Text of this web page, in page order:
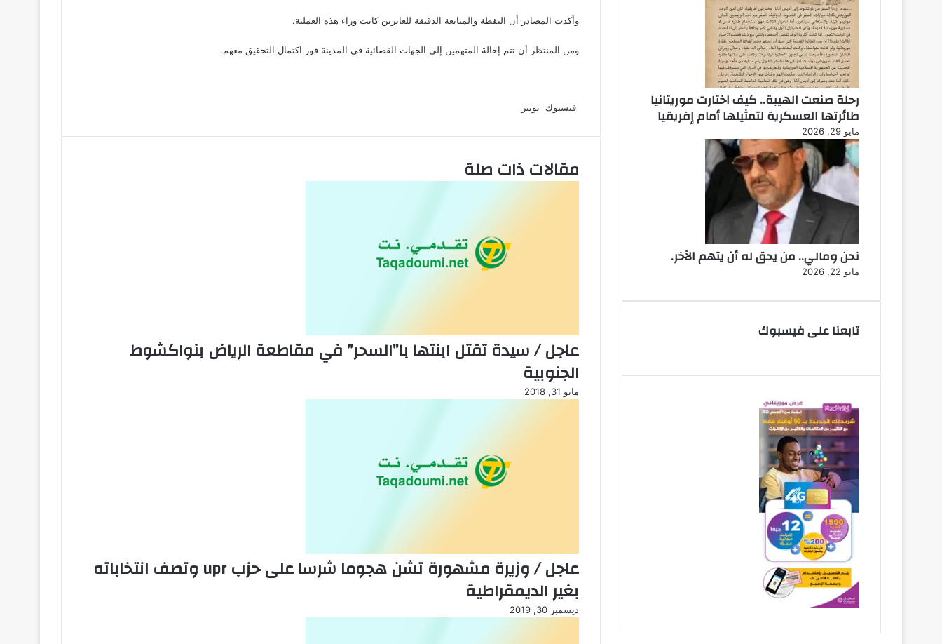
وأكدت المصادر أن اليقظة والمتابعة الدقيقة للعابرين كانت وراء هذه العملية.
ومن المنتظر أن تتم إحالة المتهمين إلى الجهات القضائية في المدينة فور اكتمال التحقيق معهم.
فيسبوك تويتر
البريد
مقالات ذات صلة
عاجل / سيدة تقتل ابنتها با”السحر” في مقاطعة الرياض بنواكشوط
الجنوبية
مايو 31, 2018
عاجل / وزيرة مشهورة تشن هجوما شرسا على حزب upr وتصف انتخاباته
بغير الديمقراطية
ديسمبر 30, 2019
رحلة صنعت الهيبة.. كيف اختارت موريتانيا
طائرتها العسكرية لتمثيلها أمام إفريقيا
مايو 29, 2026
نحن ومالي.. من يحق له أن يتهم الآخر.
مايو 22, 2026
تابعنا على فيسبوك